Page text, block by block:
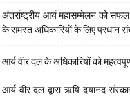
अंतर्राष्ट्रीय आर्य महासम्मेलन को
के समस्त अधिकारियों के लिए प्रधान
आर्य वीर दल के अधिकारियों को
आर्य वीर दल द्वारा ऋषि दयानंद